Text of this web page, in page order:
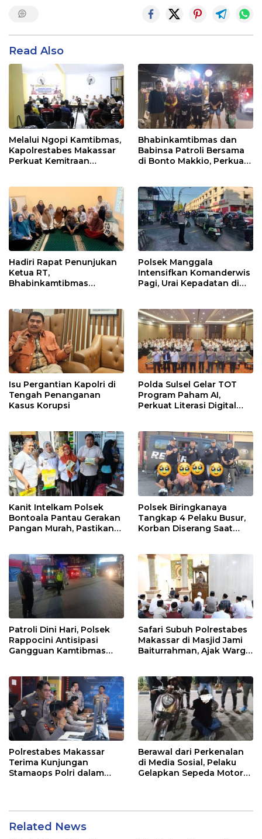
Read Also
Melalui Ngopi Kamtibmas,
Kapolrestabes Makassar
Perkuat Kemitraan
Bhabinkamtibmas dan
Babinsa Patroli Bersama
di Bonto Makkio, Perkuat
Hadiri Rapat Penunjukan
Ketua RT,
Bhabinkamtibmas
dengan Warga
Polsek Manggala
Intensifkan Komanderwis
Pagi, Urai Kepadatan di
Isu Pergantian Kapolri di
Tengah Penanganan
Kasus Korupsi
Polda Sulsel Gelar TOT
Program Paham AI,
Perkuat Literasi Digital
Kanit Intelkam Polsek
Bontoala Pantau Gerakan
Pangan Murah, Pastikan
Polsek Biringkanaya
Tangkap 4 Pelaku Busur,
Korban Diserang Saat
Patroli Dini Hari, Polsek
Rappocini Antisipasi
Gangguan Kamtibmas
Safari Subuh Polrestabes
Makassar di Masjid Jami
Baiturrahman, Ajak Warga
Polrestabes Makassar
Terima Kunjungan
Stamaops Polri dalam
Berawal dari Perkenalan
di Media Sosial, Pelaku
Gelapkan Sepeda Motor
Related News